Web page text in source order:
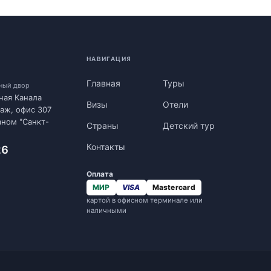
двор
Канала
офис 307
"Санкт-
НАВИГАЦИЯ
Главная Туры
Визы Отели
Страны Детский тур
Контакты
Оплата
МИР
VISA Mastercard
картой в офисном терминале или
наличными